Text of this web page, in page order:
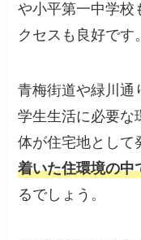
や小平第一中学校
クセスも良好です。
青梅街道や緑川通
学生生活に必要な
体が住宅地として
着いた住環境の中
るでしょう。